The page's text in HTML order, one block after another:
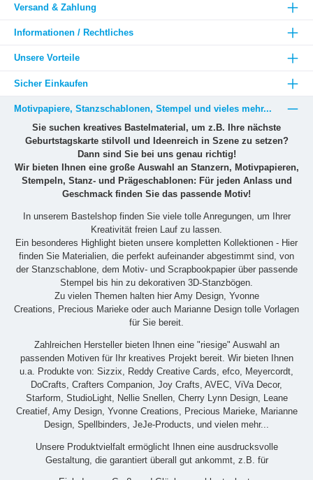
Versand & Zahlung
Informationen / Rechtliches
Unsere Vorteile
Sicher Einkaufen
Motivpapiere, Stanzschablonen, Stempel und vieles mehr...
Sie suchen kreatives Bastelmaterial, um z.B. Ihre nächste
Geburtstagskarte stilvoll und Ideenreich in Szene zu setzen?
Dann sind Sie bei uns genau richtig!
Wir bieten Ihnen eine große Auswahl an Stanzern, Motivpapieren,
Stempeln, Stanz- und Prägeschablonen: Für jeden Anlass und
Geschmack finden Sie das passende Motiv!
In unserem Bastelshop finden Sie viele tolle Anregungen, um Ihrer
Kreativität freien Lauf zu lassen.
Ein besonderes Highlight bieten unsere kompletten Kollektionen - Hier
finden Sie Materialien, die perfekt aufeinander abgestimmt sind, von
der Stanzschablone, dem Motiv- und Scrapbookpapier über passende
Stempel bis hin zu dekorativen 3D-Stanzbögen.
Zu vielen Themen halten hier Amy Design, Yvonne
Creations, Precious Marieke oder auch Marianne Design tolle Vorlagen
für Sie bereit.
Zahlreichen Hersteller bieten Ihnen eine "riesige" Auswahl an
passenden Motiven für Ihr kreatives Projekt bereit. Wir bieten Ihnen
u.a. Produkte von: Sizzix, Reddy Creative Cards, efco, Meyercordt,
DoCrafts, Crafters Companion, Joy Crafts, AVEC, ViVa Decor,
Starform, StudioLight, Nellie Snellen, Cherry Lynn Design, Leane
Creatief, Amy Design, Yvonne Creations, Precious Marieke, Marianne
Design, Spellbinders, JeJe-Products, und vielen mehr...
Unsere Produktvielfalt ermöglicht Ihnen eine ausdrucksvolle
Gestaltung, die garantiert überall gut ankommt, z.B. für